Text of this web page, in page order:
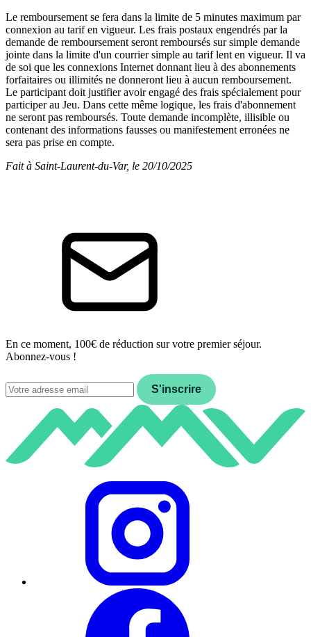
Le remboursement se fera dans la limite de 5 minutes maximum par
connexion au tarif en vigueur. Les frais postaux engendrés par la
demande de remboursement seront remboursés sur simple demande
jointe dans la limite d'un courrier simple au tarif lent en vigueur. Il va
de soi que les connexions Internet donnant lieu à des abonnements
forfaitaires ou illimités ne donneront lieu à aucun remboursement.
Le participant doit justifier avoir engagé des frais spécialement pour
participer au Jeu. Dans cette même logique, les frais d'abonnement
ne seront pas remboursés. Toute demande incomplète, illisible ou
contenant des informations fausses ou manifestement erronées ne
sera pas prise en compte.
Fait à Saint-Laurent-du-Var, le 20/10/2025
En ce moment, 100€ de réduction sur votre premier séjour.
Abonnez-vous !
S'inscrire